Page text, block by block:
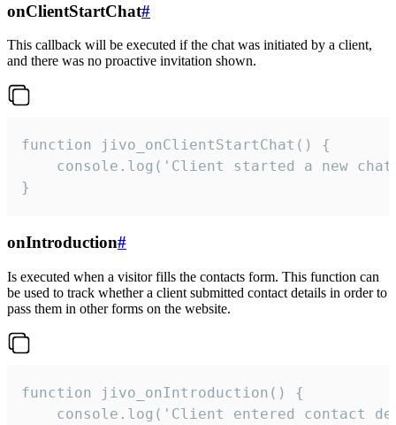
onClientStartChat#
This callback will be executed if the chat was initiated by a client,
and there was no proactive invitation shown.
function jivo_onClientStartChat() {
console.log('Client started a new
}
onIntroduction#
Is executed when a visitor fills the contacts form. This function can
be used to track whether a client submitted contact details in order to
pass them in other forms on the website.
function jivo_onIntroduction() {
console.log('Client entered contact